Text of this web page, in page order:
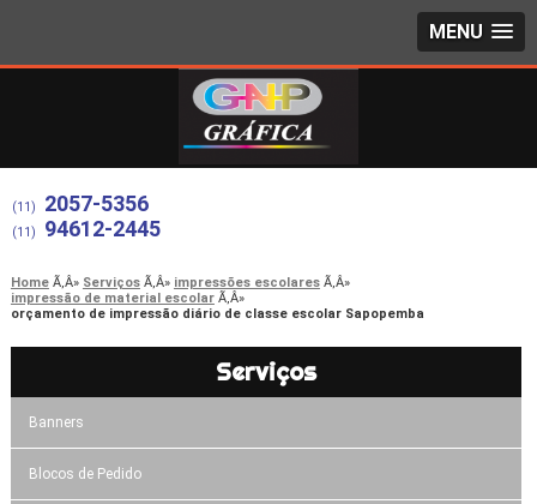
MENU
(11) 2057-5356
(11) 94612-2445
Home Serviços
impressões escolares
impressão de material escolar
orçamento de impressão diário de classe escolar Sapopemba
Serviços
Banners
Blocos de Pedido